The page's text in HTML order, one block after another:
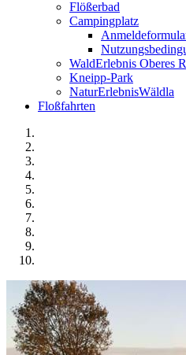
Flößerbad
Campingplatz
WaldErlebnis Oberes
Kneipp-Park
NaturErlebnisWäldla
Floßfahrten